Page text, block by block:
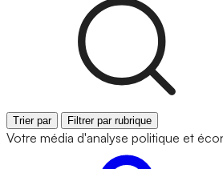
Trier par Filtrer par rubrique
Votre média d'analyse politique et